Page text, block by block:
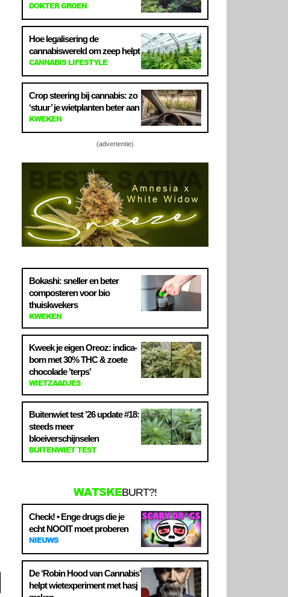
DOKTER GROEN
Hoe legalisering de
cannabiswereld om zeep helpt
CANNABIS LIFESTYLE
Crop steering bij cannabis: zo
‘stuur’ je wietplanten beter aan
KWEKEN
(advertentie)
Bokashi: sneller en beter
composteren voor bio
thuiskwekers
KWEKEN
Kweek je eigen Oreoz: indica-
bom met 30% THC & zoete
chocolade ’terps’
WIETZAADJES
Buitenwiet test ’26 update #18:
steeds meer
bloeiverschijnselen
BUITENWIET TEST
WATSKEBURT?!
Check! • Enge drugs die je
echt NOOIT moet proberen
NIEUWS
De ‘Robin Hood van Cannabis’
helpt wietexperiment met hasj